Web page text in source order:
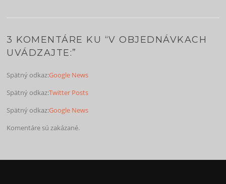
3 KOMENTÁRE KU “V OBJEDNÁVKACH
UVÁDZAJTE:”
Spätný odkaz:Google News
Spätný odkaz:Twitter Posts
Spätný odkaz:Google News
Komentáre sú zakázané.